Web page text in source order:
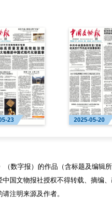
23 2025-05-20
数字报）的作品（含标题及编辑
中国文物报社授权不得转载、摘编
注明来源及作者。